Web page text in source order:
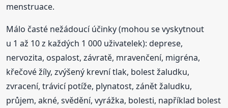
menstruace.
Málo časté nežádoucí účinky (mohou se vyskytnout
u 1 až 10 z každých 1 000 uživatelek): deprese,
nervozita, ospalost, závratě, mravenčení, migréna,
křečové žíly, zvýšený krevní tlak, bolest žaludku,
zvracení, trávicí potíže, plynatost, zánět žaludku,
průjem, akné, svědění, vyrážka, bolesti, například bolest